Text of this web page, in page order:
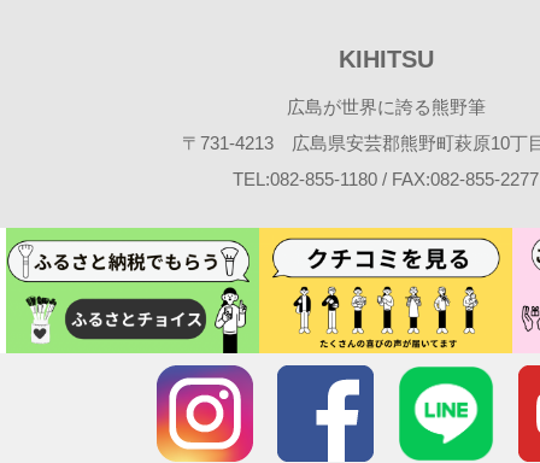
KIHITSU
広島が世界に誇る熊野筆
〒731-4213 広島県安芸郡熊野町萩原10丁
TEL:082-855-1180 / FAX:082-855-2277